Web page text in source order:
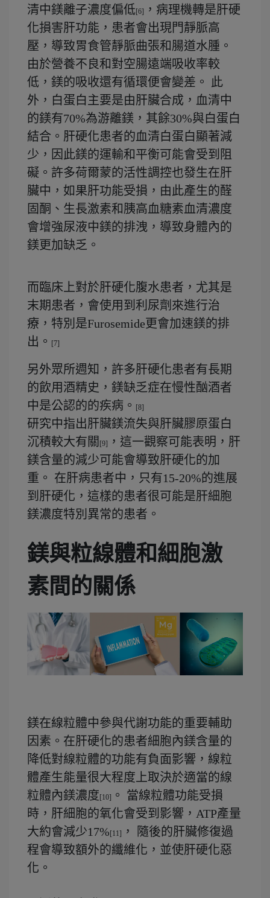
清中鎂離子濃度偏低[6]
，病理機轉是肝硬
化損害肝功能，患者會出現門靜脈高
壓，導致胃食管靜脈曲張和腸道水腫。
由於營養不良和對空腸遠端吸收率較
低，鎂的吸收還有循環便會變差。 此
外，白蛋白主要是由肝臟合成，血清中
的鎂有70%為游離鎂，其餘30%與白蛋白
結合。肝硬化患者的血清白蛋白顯著減
少，因此鎂的運輸和平衡可能會受到阻
礙。許多荷爾蒙的活性調控也發生在肝
臟中，如果肝功能受損，由此產生的醛
固酮、生長激素和胰高血糖素血清濃度
會增強尿液中鎂的排洩，導致身體內的
鎂更加缺乏。
而臨床上對於肝硬化腹水患者，尤其是
末期患者，會使用到利尿劑來進行治
療，特別是Furosemide更會加速鎂的排
出。 [7]
另外眾所週知，許多肝硬化患者有長期
的飲用酒精史，鎂缺乏症在慢性酗酒者
中是公認的的疾病。 [8]
研究中指出肝臟鎂流失與肝臟膠原蛋白
沉積較大有關 [9]
，這一觀察可能表明，肝
鎂含量的減少可能會導致肝硬化的加
重。 在肝病患者中，只有15-20%的進展
到肝硬化，這樣的患者很可能是肝細胞
鎂濃度特別異常的患者。
鎂與粒線體和細胞激
素間的關係
鎂在線粒體中參與代謝功能的重要輔助
因素。在肝硬化的患者細胞內鎂含量的
降低對線粒體的功能有負面影響，線粒
體產生能量很大程度上取決於適當的線
粒體內鎂濃度 [10]
。 當線粒體功能受損
時，肝細胞的氧化會受到影響，ATP產量
大約會減少17% [11]
， 隨後的肝臟修復過
程會導致額外的纖維化，並使肝硬化惡
化。